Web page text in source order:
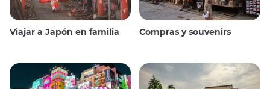
Viajar a Japón en familia Compras y souvenirs